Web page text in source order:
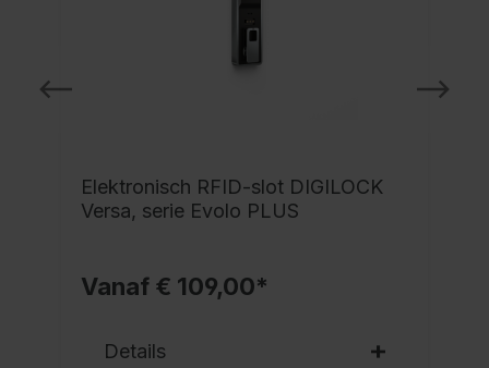
Elektronisch RFID-slot DIGILOCK
Versa, serie Evolo PLUS
Vanaf € 109,00*
Details